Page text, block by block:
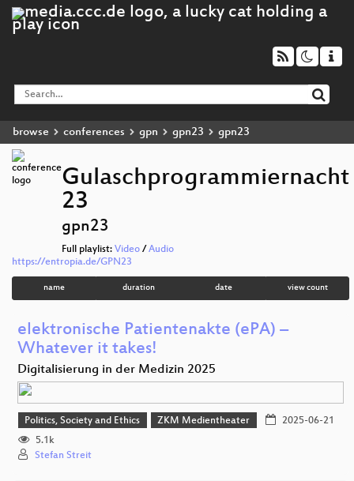
browse conferences gpn gpn23 gpn23
Gulaschprogrammiernacht
23
gpn23
Full playlist: Video / Audio
https://entropia.de/GPN23
name duration date view count
elektronische Patientenakte (ePA) –
Whatever it takes!
Digitalisierung in der Medizin 2025
Politics, Society and Ethics ZKM Medientheater
2025-06-21
5.1k
Stefan Streit